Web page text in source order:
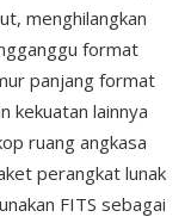
menghilangkan
format
panjang format
kekuatan lainnya
ruang angkasa
perangkat lunak
FITS sebagai